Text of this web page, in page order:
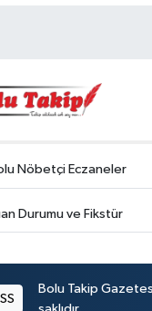
Nöbetçi Eczaneler
Durumu ve Fikstür
Bolu Takip